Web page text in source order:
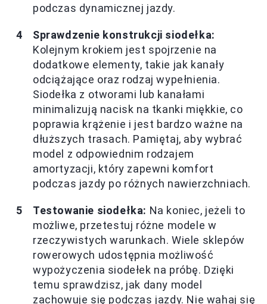
podczas dynamicznej jazdy.
Sprawdzenie konstrukcji siodełka:
Kolejnym krokiem jest spojrzenie na
dodatkowe elementy, takie jak kanały
odciążające oraz rodzaj wypełnienia.
Siodełka z otworami lub kanałami
minimalizują nacisk na tkanki miękkie, co
poprawia krążenie i jest bardzo ważne na
dłuższych trasach. Pamiętaj, aby wybrać
model z odpowiednim rodzajem
amortyzacji, który zapewni komfort
podczas jazdy po różnych nawierzchniach.
Testowanie siodełka: Na koniec, jeżeli to
możliwe, przetestuj różne modele w
rzeczywistych warunkach. Wiele sklepów
rowerowych udostępnia możliwość
wypożyczenia siodełek na próbę. Dzięki
temu sprawdzisz, jak dany model
zachowuje się podczas jazdy. Nie wahaj się